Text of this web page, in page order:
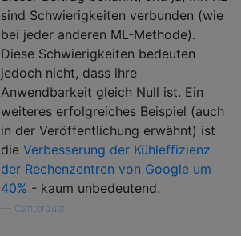
sind Schwierigkeiten verbunden (wie
bei jeder anderen ML-Methode).
Diese Schwierigkeiten bedeuten
jedoch nicht, dass ihre
Anwendbarkeit gleich Null ist. Ein
weiteres erfolgreiches Beispiel (auch
in der Veröffentlichung erwähnt) ist
die Verbesserung der Kühleffizienz
der Rechenzentren von Google um
40% - kaum unbedeutend.
Cantordust